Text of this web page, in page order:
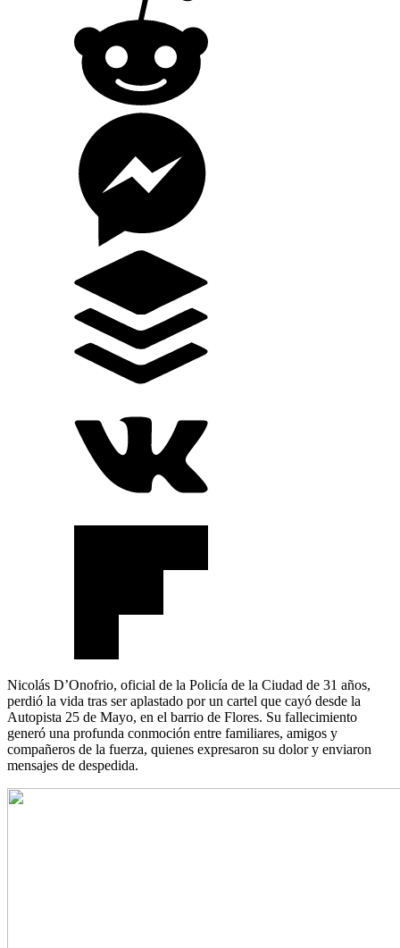
Nicolás D’Onofrio, oficial de la Policía de la Ciudad de 31 años,
perdió la vida tras ser aplastado por un cartel que cayó desde la
Autopista 25 de Mayo, en el barrio de Flores. Su fallecimiento
generó una profunda conmoción entre familiares, amigos y
compañeros de la fuerza, quienes expresaron su dolor y enviaron
mensajes de despedida.